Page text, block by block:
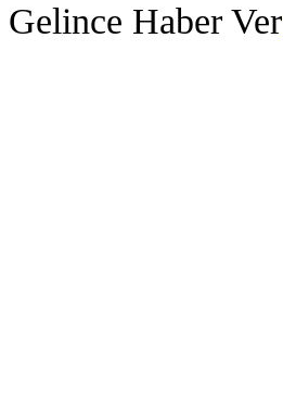
Gelince Haber Ver